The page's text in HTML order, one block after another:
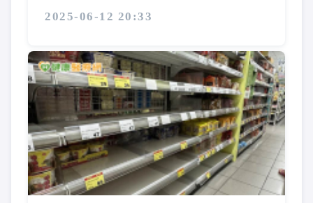
2025-06-12 20:33